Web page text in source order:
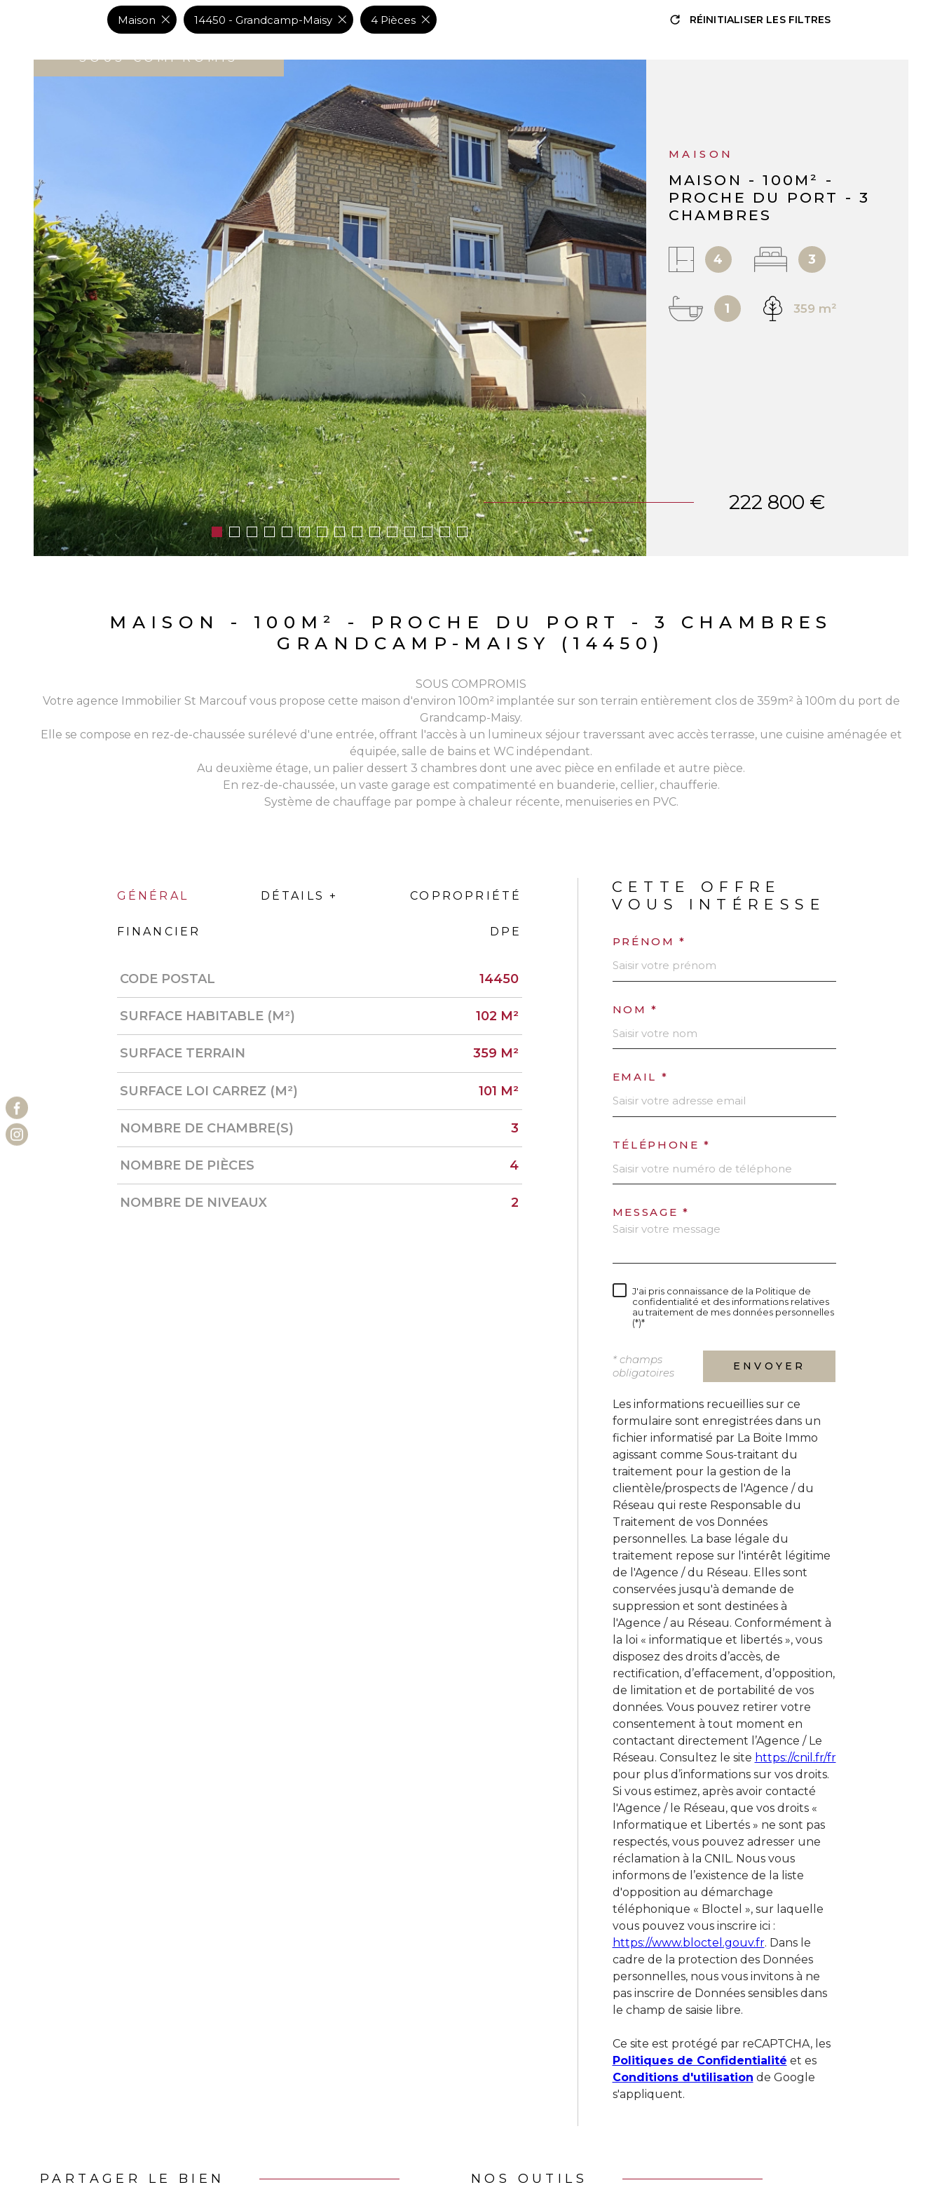
DE L'IMMO PRO
Maison 14450 - Grandcamp-Maisy 4 Pièces RÉINITIALISER LES FILTRES
SOUS-COMPROMIS
MAISON
MAISON - 100M² -
PROCHE DU PORT - 3
CHAMBRES
4 3
1 359 m²
222 800 €
MAISON - 100M² - PROCHE DU PORT - 3 CHAMBRES
GRANDCAMP-MAISY (14450)
SOUS COMPROMIS
Votre agence Immobilier St Marcouf vous propose cette maison d'environ 100m² implantée sur son terrain entièrement clos de 359m² à 100m du port de
Grandcamp-Maisy.
Elle se compose en rez-de-chaussée surélevé d'une entrée, offrant l'accès à un lumineux séjour traverssant avec accès terrasse, une cuisine aménagée et
équipée, salle de bains et WC indépendant.
Au deuxième étage, un palier dessert 3 chambres dont une avec pièce en enfilade et autre pièce.
En rez-de-chaussée, un vaste garage est compatimenté en buanderie, cellier, chaufferie.
Système de chauffage par pompe à chaleur récente, menuiseries en PVC.
GÉNÉRAL DÉTAILS + COPROPRIÉTÉ
FINANCIER DPE
Caractérisque Valeurs
CODE POSTAL 14450
SURFACE HABITABLE (M²) 102 M²
SURFACE TERRAIN 359 M²
SURFACE LOI CARREZ (M²) 101 M²
NOMBRE DE CHAMBRE(S) 3
NOMBRE DE PIÈCES 4
NOMBRE DE NIVEAUX 2
CETTE OFFRE
VOUS INTÉRESSE
PRÉNOM *
NOM *
EMAIL *
TÉLÉPHONE *
MESSAGE *
J'ai pris connaissance de la Politique de
confidentialité et des informations relatives
au traitement de mes données personnelles
(*)*
* champs
obligatoires
ENVOYER
Les informations recueillies sur ce
formulaire sont enregistrées dans un
fichier informatisé par La Boite Immo
agissant comme Sous-traitant du
traitement pour la gestion de la
clientèle/prospects de l'Agence / du
Réseau qui reste Responsable du
Traitement de vos Données
personnelles. La base légale du
traitement repose sur l'intérêt légitime
de l'Agence / du Réseau. Elles sont
conservées jusqu'à demande de
suppression et sont destinées à
l'Agence / au Réseau. Conformément à
la loi « informatique et libertés », vous
disposez des droits d’accès, de
rectification, d’effacement, d’opposition,
de limitation et de portabilité de vos
données. Vous pouvez retirer votre
consentement à tout moment en
contactant directement l’Agence / Le
Réseau. Consultez le site https://cnil.fr/fr
pour plus d’informations sur vos droits.
Si vous estimez, après avoir contacté
l'Agence / le Réseau, que vos droits «
Informatique et Libertés » ne sont pas
respectés, vous pouvez adresser une
réclamation à la CNIL. Nous vous
informons de l’existence de la liste
d'opposition au démarchage
téléphonique « Bloctel », sur laquelle
vous pouvez vous inscrire ici :
https://www.bloctel.gouv.fr. Dans le
cadre de la protection des Données
personnelles, nous vous invitons à ne
pas inscrire de Données sensibles dans
le champ de saisie libre.
Ce site est protégé par reCAPTCHA, les
Politiques de Confidentialité et es
Conditions d'utilisation de Google
s'appliquent.
PARTAGER LE BIEN NOS OUTILS